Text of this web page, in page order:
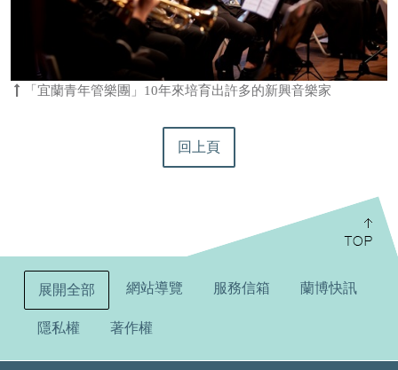
「宜蘭青年管樂團」10年來培育出許多的新興音樂家
回上頁
展開全部 網站導覽 服務信箱 蘭博快訊
隱私權 著作權